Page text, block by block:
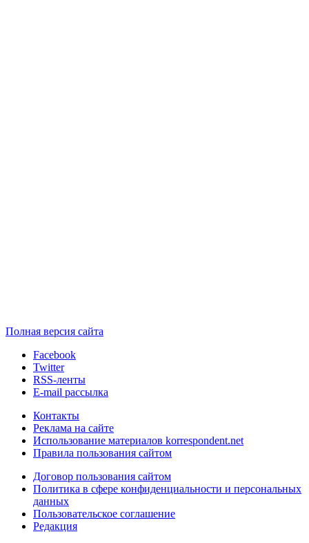
Полная версия сайта
Facebook
Twitter
RSS-ленты
E-mail рассылка
Контакты
Реклама на сайте
Использование материалов korrespondent.net
Правила пользования сайтом
Договор пользования сайтом
Политика в сфере конфиденциальности и персональных
данных
Пользовательское соглашение
Редакция